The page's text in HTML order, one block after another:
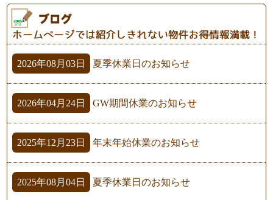
2026年08月03日 夏季休業日のお知らせ
2026年04月24日 GW期間休業のお知らせ
2025年12月23日 年末年始休業のお知らせ
2025年08月04日 夏季休業日のお知らせ